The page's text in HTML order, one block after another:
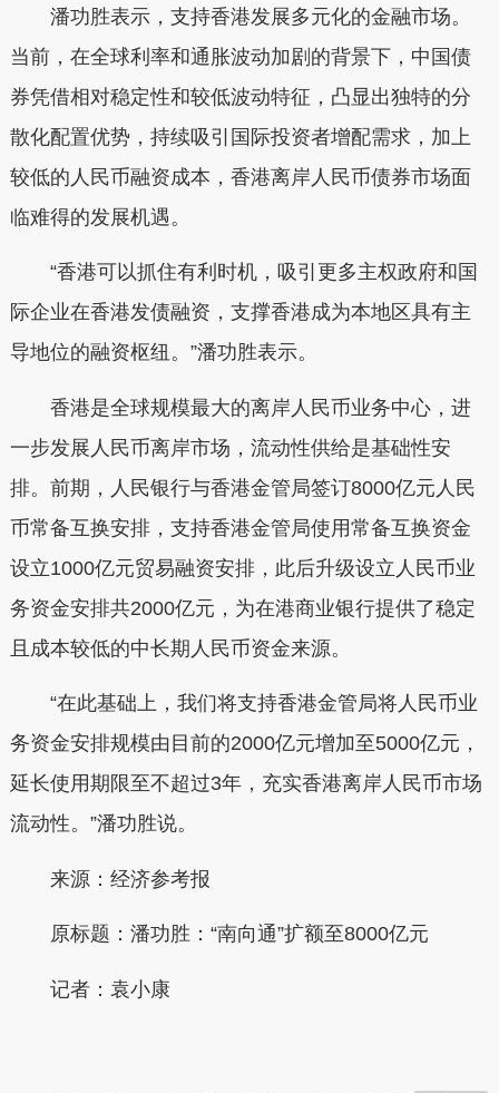
潘功胜表示，支持香港发展多元化的金融市场。
当前，在全球利率和通胀波动加剧的背景下，中国债
券凭借相对稳定性和较低波动特征，凸显出独特的分
散化配置优势，持续吸引国际投资者增配需求，加上
较低的人民币融资成本，香港离岸人民币债券市场面
临难得的发展机遇。
“香港可以抓住有利时机，吸引更多主权政府和国
际企业在香港发债融资，支撑香港成为本地区具有主
导地位的融资枢纽。”潘功胜表示。
香港是全球规模最大的离岸人民币业务中心，进
一步发展人民币离岸市场，流动性供给是基础性安
排。前期，人民银行与香港金管局签订8000亿元人民
币常备互换安排，支持香港金管局使用常备互换资金
设立1000亿元贸易融资安排，此后升级设立人民币业
务资金安排共2000亿元，为在港商业银行提供了稳定
且成本较低的中长期人民币资金来源。
“在此基础上，我们将支持香港金管局将人民币业
务资金安排规模由目前的2000亿元增加至5000亿元，
延长使用期限至不超过3年，充实香港离岸人民币市场
流动性。”潘功胜说。
来源：经济参考报
原标题：潘功胜：“南向通”扩额至8000亿元
记者：袁小康